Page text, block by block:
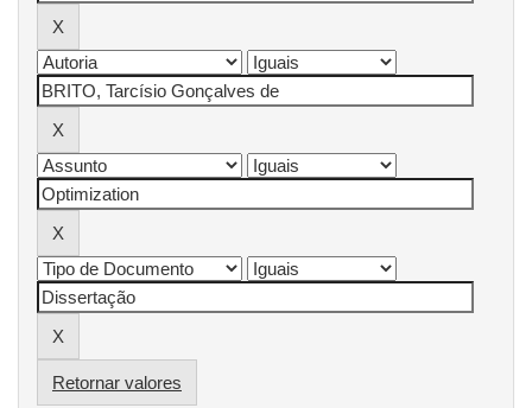
Retornar valores